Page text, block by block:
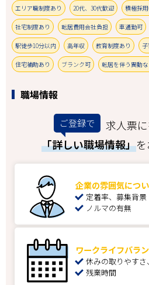
エリア職制度あり 20代、30代歓迎 積極採
社宅制度あり 転居費用会社負担 車通勤可
駅徒歩10分以内 高年収 教育制度あり
住宅補助あり ブランク可 転居を伴う異動
職場情報
ご登録で
求人票
「詳しい職場情報」
企業の雰囲気につ
定着率、募集背景
ノルマの有無
ワークライフバラ
休みの取りやす
残業時間